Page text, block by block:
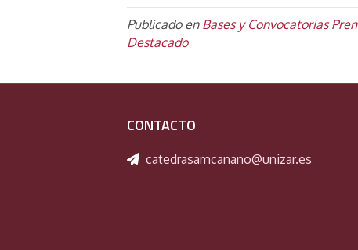
Publicado en Bases y Convocatorias
Destacado
CONTACTO
catedrasamcanano@unizar.es